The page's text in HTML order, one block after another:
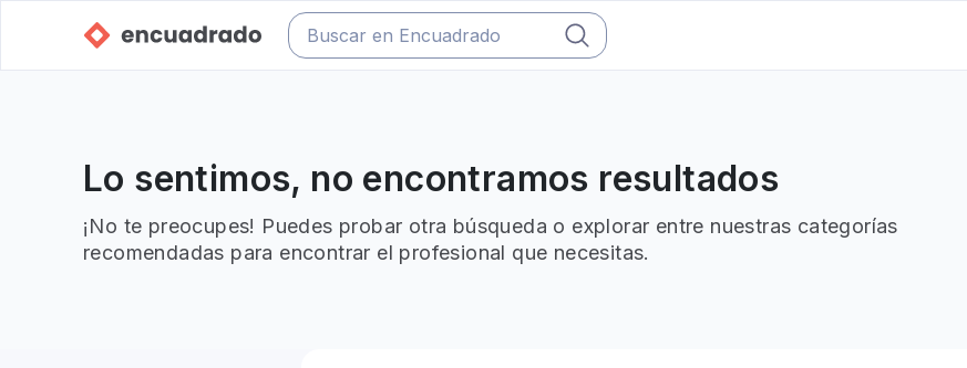
Lo sentimos, no encontramos resultados
¡No te preocupes! Puedes probar otra búsqueda o explorar entre nuestras categorías
recomendadas para encontrar el profesional que necesitas.